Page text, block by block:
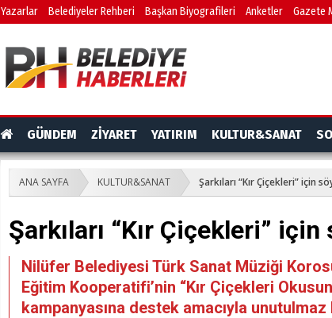
Yazarlar Belediyeler Rehberi Başkan Biyografileri Anketler Gazete
GÜNDEM ZİYARET YATIRIM KULTUR&SANAT
ANA SAYFA KULTUR&SANAT Şarkıları “Kır Çiçekleri” için
Şarkıları “Kır Çiçekleri”
Nilüfer Belediyesi Türk Sanat Müziği
Eğitim Kooperatifi’nin “Kır Çiçekleri
kampanyasına destek amacıyla